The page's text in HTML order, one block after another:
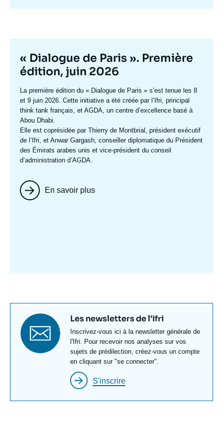
Titre
mis
en
avant
« Dialogue de Paris ». Première
édition, juin 2026
Texte
accroche
La première édition du « Dialogue de Paris » s’est tenue les 8
et 9 juin 2026. Cette initiative a été créée par l’Ifri, principal
think tank français, et AGDA, un centre d’excellence basé à
Abou Dhabi.
Elle est coprésidée par Thierry de Montbrial , président exécutif
de l’Ifri, et Anwar Gargash, conseiller diplomatique du Président
des Émirats arabes unis et vice-président du conseil
d’administration d’AGDA.
En savoir plus
Titre
newsletter
Les newsletters de l'Ifri
Texte
Newsletter
Inscrivez-vous ici à la newsletter générale de
l'Ifri. Pour recevoir nos analyses sur vos
sujets de prédilection, créez-vous un compte
en cliquant sur "se connecter".
S'inscrire